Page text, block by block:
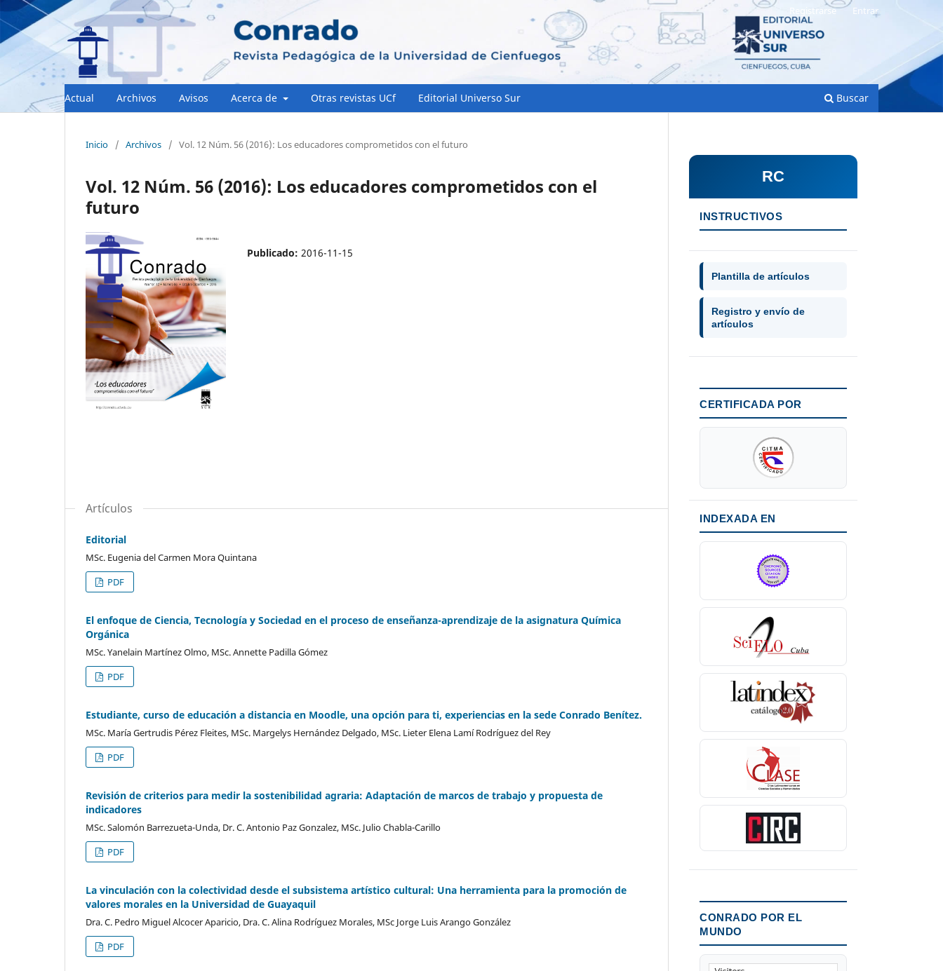
Actual Archivos Avisos Acerca de Otras revistas UCf Editorial Universo Sur Buscar
Registrarse Entrar
Inicio / Archivos / Vol. 12 Núm. 56 (2016): Los educadores comprometidos con el futuro
Vol. 12 Núm. 56 (2016): Los educadores comprometidos con el
futuro
Publicado: 2016-11-15
Artículos
Editorial
MSc. Eugenia del Carmen Mora Quintana
PDF
El enfoque de Ciencia, Tecnología y Sociedad en el proceso de enseñanza-aprendizaje de la asignatura Química
Orgánica
MSc. Yanelain Martínez Olmo, MSc. Annette Padilla Gómez
PDF
Estudiante, curso de educación a distancia en Moodle, una opción para ti, experiencias en la sede Conrado Benítez.
MSc. María Gertrudis Pérez Fleites, MSc. Margelys Hernández Delgado, MSc. Lieter Elena Lamí Rodríguez del Rey
PDF
Revisión de criterios para medir la sostenibilidad agraria: Adaptación de marcos de trabajo y propuesta de
indicadores
MSc. Salomón Barrezueta-Unda, Dr. C. Antonio Paz Gonzalez, MSc. Julio Chabla-Carillo
PDF
La vinculación con la colectividad desde el subsistema artístico cultural: Una herramienta para la promoción de
valores morales en la Universidad de Guayaquil
Dra. C. Pedro Miguel Alcocer Aparicio, Dra. C. Alina Rodríguez Morales, MSc Jorge Luis Arango González
PDF
RC
INSTRUCTIVOS
Plantilla de artículos
Registro y envío de
artículos
CERTIFICADA POR
INDEXADA EN
CONRADO POR EL
MUNDO